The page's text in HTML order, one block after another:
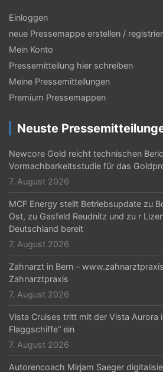
s
-
N
a
v
i
g
a
t
i
o
n
Einloggen
neue Pressemappe erstellen /
Mein Konto
Pressemitteilung hier schreiben
Meine Pressemitteilungen
Premium Pressemappen
Neuste
Newcore Gold reicht technischen
Vormachbarkeitsstudie für das
7. August 2026
MCF Energy stellt Betriebsupdate zu
Ost, zu Gasfeld Reudnitz und zu r
Deutschland bereit
7. August 2026
Zahnarzt in Bern –
Zahnarztpraxis
7. August 2026
Vista Cruises tritt mit der Vista Aurora
Flaggschiffe“ ein
7. August 2026
Autorencoach Mirjam Saeger